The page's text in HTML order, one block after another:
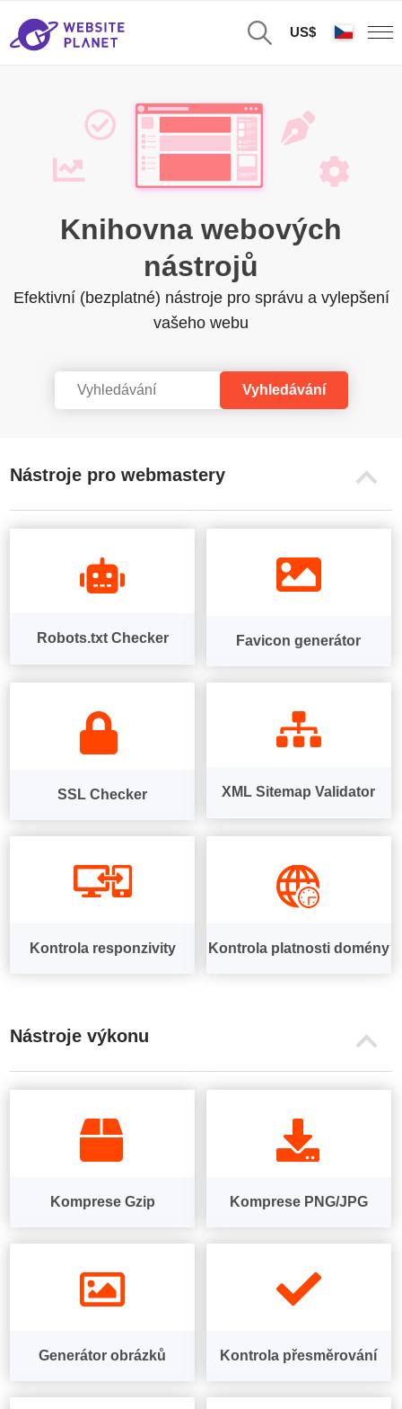
US$
Knihovna webových
nástrojů
Efektivní (bezplatné) nástroje pro správu a vylepšení
vašeho webu
Nástroje pro webmastery
Robots.txt Checker Favicon generátor
SSL Checker XML Sitemap Validator
Kontrola responzivity Kontrola platnosti domény
Nástroje výkonu
Komprese Gzip Komprese PNG/JPG
Generátor obrázků Kontrola přesměrování